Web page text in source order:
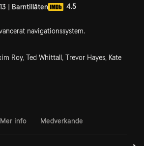
| Barntillåten 4.5
navigationssystem.
Roy, Ted Whittall, Trevor Hayes, Kate
Mer info Medverkande